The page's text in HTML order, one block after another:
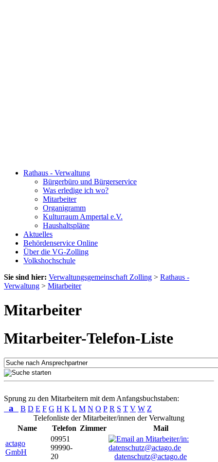
Rathaus - Verwaltung
Bürgerbüro und Bürgerservice
Was erledige ich wo?
Mitarbeiter
Organigramm
Kulturraum Ampertal e.V.
Haushaltspläne
Aktuelles
Behördenservice Online
Über die VG-Zolling
Volkshochschule
Sie sind hier: Verwaltungsgemeinschaft Zolling > Rathaus -
Verwaltung > Mitarbeiter
Mitarbeiter
Mitarbeiter-Telefon-Liste
Sprung zu den Mitarbeitern mit dem Anfangsbuchstaben:
a B D E F G H K L M N O P R S T V W Z
Telefonliste der Mitarbeiter/innen der Verwaltung
Name
Telefon Zimmer
Mail
actago
GmbH
09951
99990-
20
datenschutz@actago.de